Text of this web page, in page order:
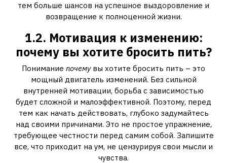
тем больше шансов на успешное выздоровление и
возвращение к полноценной жизни.
1.2. Мотивация к изменению:
почему вы хотите бросить пить?
Понимание почемувы хотите бросить пить – это
мощный двигатель изменений. Без сильной
внутренней мотивации, борьба с зависимостью
будет сложной и малоэффективной. Поэтому, перед
тем как начать действовать, глубоко задумайтесь
над своими причинами. Это не простое упражнение,
требующее честности перед самим собой. Запишите
все, что приходит на ум, не цензурируя свои мысли и
чувства.